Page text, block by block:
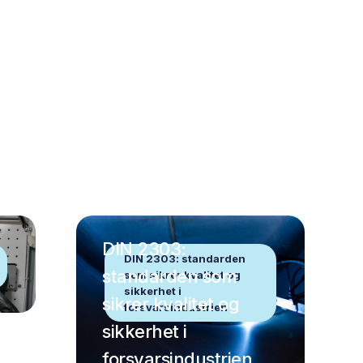
DIN 2303: standarden
som sikrer kvalitet og
sikkerhet i
forsvarsindustrien
DIN 2303:
standarden som
sikrer kvalitet og
sikkerhet i